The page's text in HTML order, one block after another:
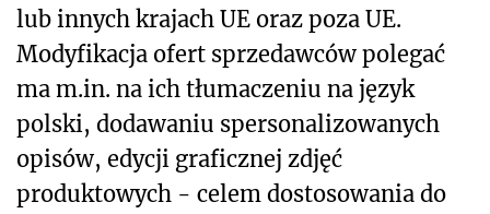
lub innych krajach UE oraz poza UE.
Modyfikacja ofert sprzedawców polegać
ma m.in. na ich tłumaczeniu na język
polski, dodawaniu spersonalizowanych
opisów, edycji graficznej zdjęć
produktowych - celem dostosowania do